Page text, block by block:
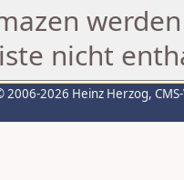
nicht
2006-2026 Heinz Herzog,